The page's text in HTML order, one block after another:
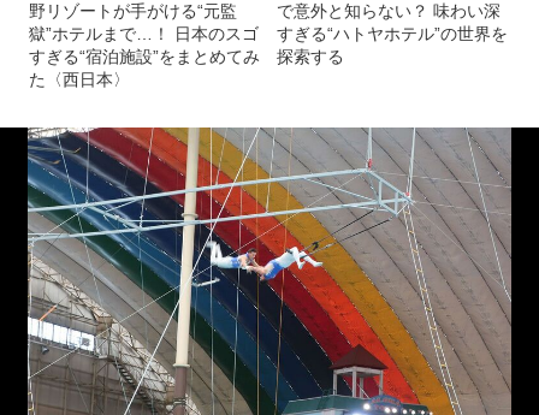
野リゾートが手がける“元監
獄”ホテルまで…！ 日本のスゴ
すぎる“宿泊施設”をまとめてみ
た〈西日本〉
で意外と知らない？ 味わい深
すぎる“ハトヤホテル”の世界を
探索する